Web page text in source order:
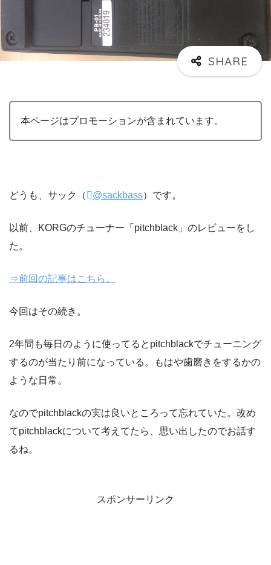
本ページはプロモーションが含まれています。
どうも、サック（ @sackbass）です。
以前、KORGのチューナー「pitchblack」のレビューをし
た。
⇒前回の記事はこちら。
今回はその続き。
2年間も毎日のように使ってるとpitchblackでチューニング
するのが当たり前になっている。もはや歯磨きをするかの
ような日常。
なのでpitchblackの実は良いところって忘れていた。改め
てpitchblackについて考えてたら、思い出したのでお話す
るね。
スポンサーリンク